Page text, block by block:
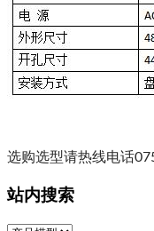
选购选型请热线电话
站内搜索